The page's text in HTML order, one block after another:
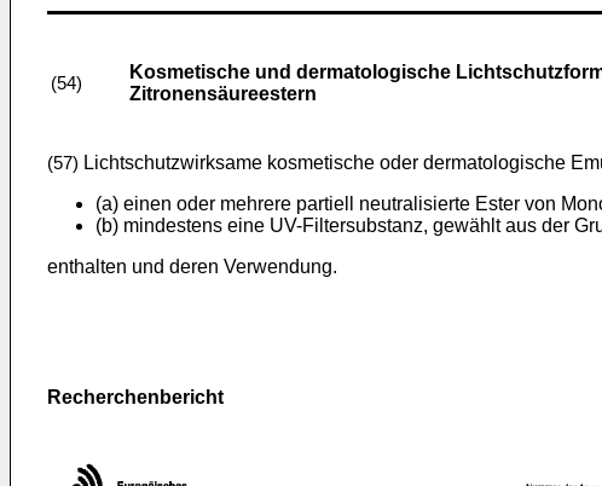
(54)
Kosmetische und dermatologische
Zitronensäureestern
(57) Lichtschutzwirksame kosmetische oder dermatologische
(a) einen oder mehrere partiell neutralisierte Ester von
(b) mindestens eine UV-Filtersubstanz, gewählt aus der
enthalten und deren Verwendung.
Recherchenbericht